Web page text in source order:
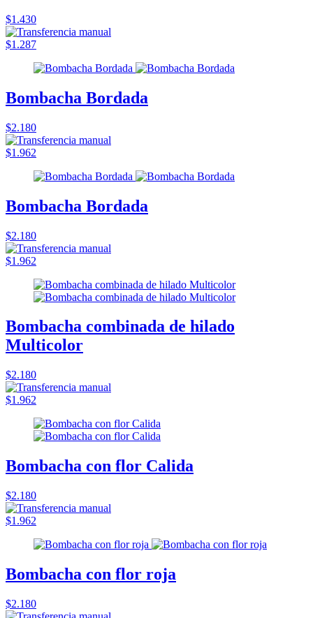
$1.430
$1.287
Bombacha Bordada
$2.180
$1.962
Bombacha Bordada
$2.180
$1.962
Bombacha combinada de hilado
Multicolor
$2.180
$1.962
Bombacha con flor Calida
$2.180
$1.962
Bombacha con flor roja
$2.180